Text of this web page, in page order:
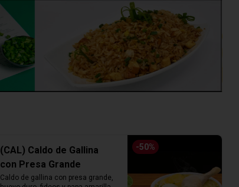
-50%
(CAL) Caldo de Gallina
con Presa Grande
Caldo de gallina con presa grande,